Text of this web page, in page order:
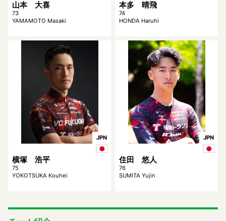
山本 大喜
73
YAMAMOTO Masaki
本多 晴飛
74
HONDA Haruhi
JPN
横塚 浩平
75
YOKOTSUKA Kouhei
JPN
住田 悠人
76
SUMITA Yujin